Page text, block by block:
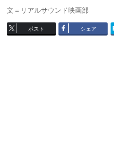
文＝リアルサウンド映画部
ポスト シェア